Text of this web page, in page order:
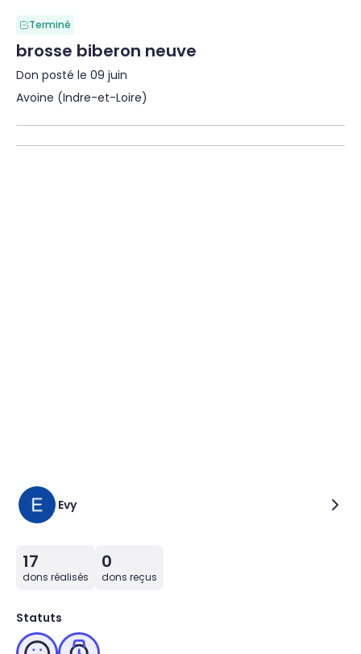
Terminé
brosse biberon neuve
Don posté le 09 juin
Avoine (Indre-et-Loire)
Evy
17
dons réalisés
0
dons reçus
Statuts